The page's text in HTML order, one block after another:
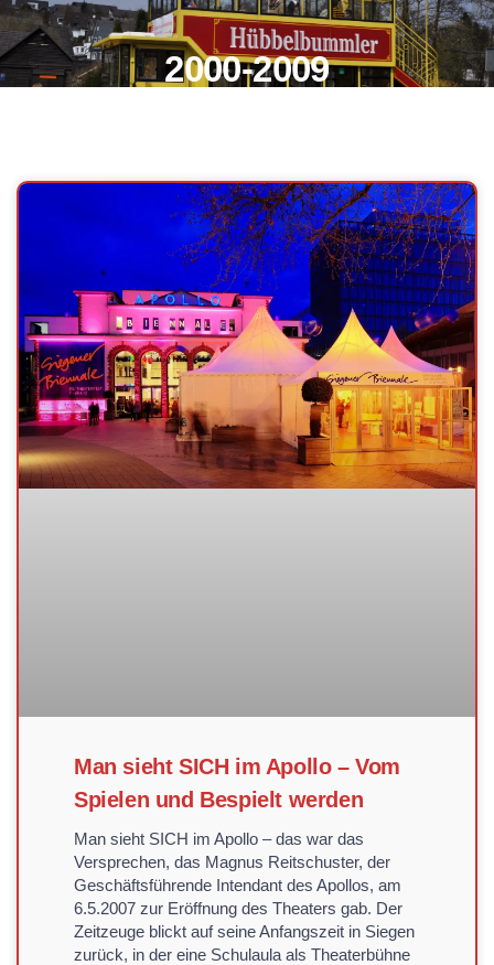
2000-2009
Man sieht SICH im Apollo – Vom
Spielen und Bespielt werden
Man sieht SICH im Apollo – das war das
Versprechen, das Magnus Reitschuster, der
Geschäftsführende Intendant des Apollos, am
6.5.2007 zur Eröffnung des Theaters gab. Der
Zeitzeuge blickt auf seine Anfangszeit in Siegen
zurück, in der eine Schulaula als Theaterbühne